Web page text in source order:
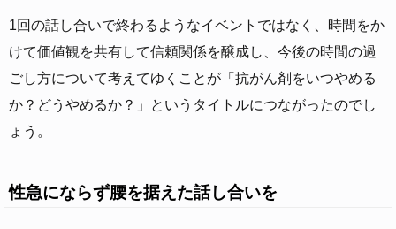
1回の話し合いで終わるようなイベントではなく、時間をか
けて価値観を共有して信頼関係を醸成し、今後の時間の過
ごし方について考えてゆくことが「抗がん剤をいつやめる
か？どうやめるか？」というタイトルにつながったのでし
ょう。
性急にならず腰を据えた話し合いを